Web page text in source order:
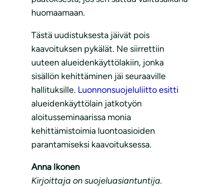
huomaamaan.
Tästä uudistuksesta jäivät pois
kaavoituksen pykälät. Ne siirrettiin
uuteen alueidenkäyttölakiin, jonka
sisällön kehittäminen jäi seuraaville
hallituksille. Luonnonsuojeluliitto esitti
alueidenkäyttölain jatkotyön
aloitusseminaarissa monia
kehittämistoimia luontoasioiden
parantamiseksi kaavoituksessa.
Anna Ikonen
Kirjoittaja on suojeluasiantuntija.